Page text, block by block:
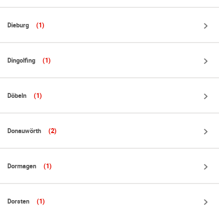
Dieburg (1)
Dingolfing (1)
Döbeln (1)
Donauwörth (2)
Dormagen (1)
Dorsten (1)